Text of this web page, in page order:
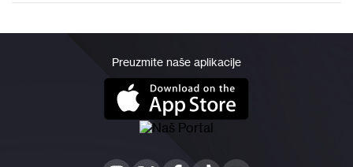
Preuzmite naše aplikacije